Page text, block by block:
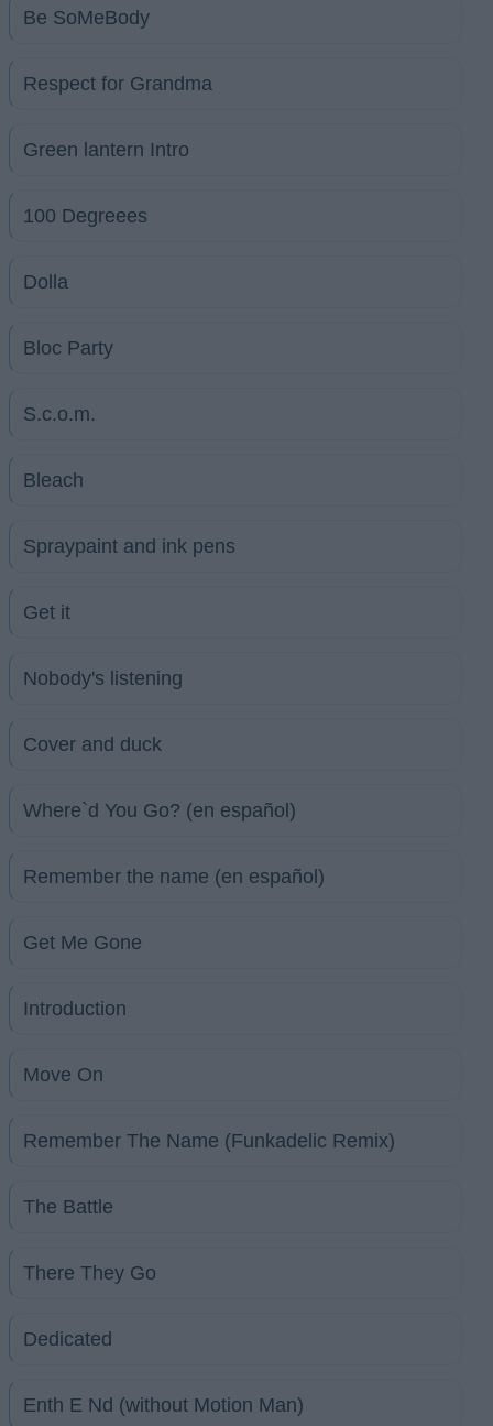
Be SoMeBody
Respect for Grandma
Green lantern Intro
100 Degreees
Dolla
Bloc Party
S.c.o.m.
Bleach
Spraypaint and ink pens
Get it
Nobody's listening
Cover and duck
Where`d You Go? (en español)
Remember the name (en español)
Get Me Gone
Introduction
Move On
Remember The Name (Funkadelic Remix)
The Battle
There They Go
Dedicated
Enth E Nd (without Motion Man)